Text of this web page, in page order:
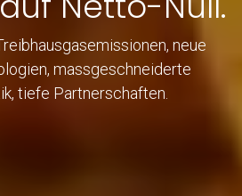
neue
massgeschneiderte
tiefe Partnerschaften.